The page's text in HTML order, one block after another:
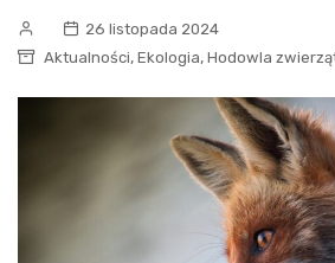
26 listopada 2024
Aktualności, Ekologia, Hodowla